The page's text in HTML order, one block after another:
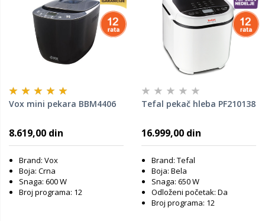
Vox mini pekara BBM4406
8.619,00 din
Brand: Vox
Boja: Crna
Snaga: 600 W
Broj programa: 12
Tefal pekač hleba PF210138
16.999,00 din
Brand: Tefal
Boja: Bela
Snaga: 650 W
Odloženi početak: Da
Broj programa: 12